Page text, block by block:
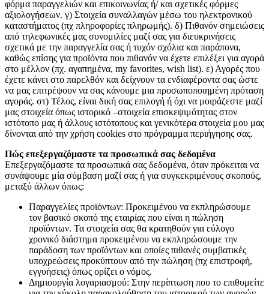
φόρμα παραγγελιών και επικοινωνίας ή/ και σχετικές φόρμες
αξιολογήσεων. γ) Στοιχεία συναλλαγών μέσω του ηλεκτρονικού
καταστήματος (πχ πληροφορίες πληρωμής). δ) Πιθανόν σημειώσεις
από τηλεφωνικές μας συνομιλίες μαζί σας για διευκρινήσεις
σχετικά με την παραγγελία σας ή τυχόν σχόλια και παράπονα,
καθώς επίσης για προϊόντα που πιθανόν να έχετε επιλέξει για αγορά
στο μέλλον (πχ. αγαπημένα, my favorites, wish list). ε) Αγορές που
έχετε κάνει στο παρελθόν και δείχνουν τα ενδιαφέροντα σας ώστε
να μας επιτρέψουν να σας κάνουμε μια προσωποποιημένη πρόταση
αγοράς. στ) Τέλος, είναι δική σας επιλογή ή όχι να μοιράζεστε μαζί
μας στοιχεία όπως ιστορικό –στοιχεία επισκεψιμότητας στον
ιστότοπο μας ή άλλους ιστότοπους και γενικότερα στοιχεία μου μας
δίνονται από την χρήση cookies στο πρόγραμμα περιήγησης σας.
Πώς επεξεργαζόμαστε τα προσωπικά σας δεδομένα
Επεξεργαζόμαστε τα προσωπικά σας δεδομένα, όταν πρόκειται να
συνάψουμε μία σύμβαση μαζί σας ή για συγκεκριμένους σκοπούς,
μεταξύ άλλων όπως:
Παραγγελίες προϊόντων: Προκειμένου να εκπληρώσουμε
τον βασικό σκοπό της εταιρίας που είναι η πώληση
προϊόντων. Τα στοιχεία σας θα κρατηθούν για εύλογο
χρονικό διάστημα προκειμένου να εκπληρώσουμε την
παράδοση των προϊόντων και οποίες πιθανές συμβατικές
υποχρεώσεις προκύπτουν από την πώληση (πχ επιστροφή,
εγγυήσεις) όπως ορίζει ο νόμος.
Δημιουργία λογαριασμού: Στην περίπτωση που το επιθυμείτε